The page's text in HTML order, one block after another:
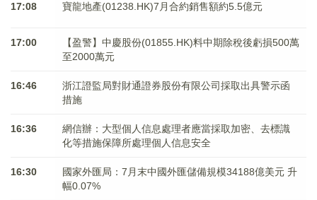
17:08 寶龍地產(01238.HK)7月合約銷售額約5.5億元
17:00
【盈警】中慶股份(01855.HK)料中期除稅後虧損500萬
至2000萬元
16:46
浙江證監局對財通證券股份有限公司採取出具警示函
措施
16:36
網信辦：大型個人信息處理者應當採取加密、去標識
化等措施保障所處理個人信息安全
16:30
國家外匯局：7月末中國外匯儲備規模34188億美元 升
幅0.07%